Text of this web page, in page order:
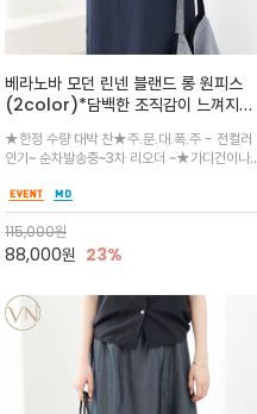
베라노바 모던 린넨 블랜드 롱 원피스
(2color)*담백한 조직감이 느껴지는
린넨 블렌드 소재로 완성된 슬리브리스
롱 원피스
★한정 수량 대박 찬★주.문.대.폭.주 - 전컬러
인기~ 순차발송중~3차 리오더 ~★가디건이나
도 손색이 없고,리조트룩까지 만능/답답하지 않
은 네크라인과 여유 있는 롱 기장으로 체형을 커
버하면서도 여리여리한 무
115,000원
88,000원 23%